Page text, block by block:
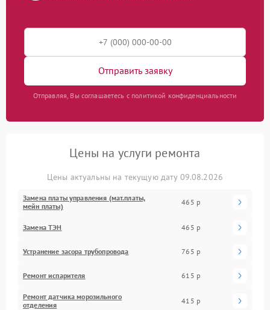
Отправить заявку
Отправляя, Вы соглашаетесь с политикой конфиденциальности
Цены на услуги ремонта
Цены актуальны на текущую дату 09.08.2026
Замена платы управления (мат.платы,
мейн платы)
465 р
Замена ТЭН 465 р
Устранение засора трубопровода 765 р
Ремонт испарителя 615 р
Ремонт датчика морозильного
отделения
415 р